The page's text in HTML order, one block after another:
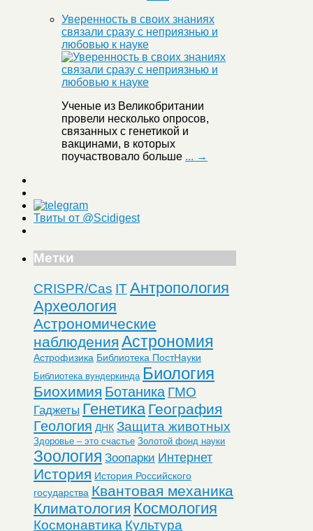
Уверенность в своих знаниях
связали сразу с неприязнью и
любовью к науке
Ученые из Великобритании
провели несколько опросов,
связанных с генетикой и
вакцинами, в которых
поучаствовало больше ... →
Твиты от @Scidigest
Метки
CRISPR/Cas ITАнтропология
Археология
Астрономические
наблюдения Астрономия
Астрофизика Библиотека ПостНауки
Библиотека вундеркинда Биология
Биохимия Ботаника ГМО
Гаджеты Генетика География
Геология ДНК Защита животных
Здоровье – это счастье Золотой фонд науки
Зоология Зоопарки Интернет
История История Российского
государства Квантовая механика
Климатология Космология
Космонавтика Культура